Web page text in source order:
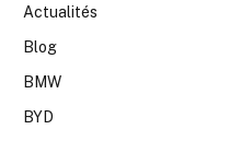
Actualités
Blog
BMW
BYD